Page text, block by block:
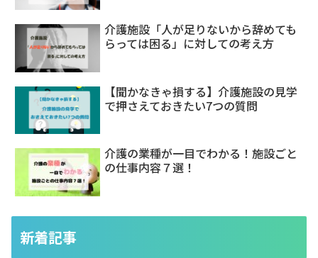
介護施設「人が足りないから辞めても
らっては困る」に対しての考え方
【聞かなきゃ損する】介護施設の見学
で押さえておきたい7つの質問
介護の業種が一目でわかる！施設ごと
の仕事内容７選！
新着記事